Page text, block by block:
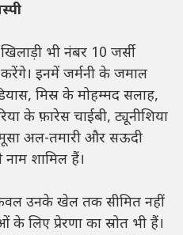
भी नंबर 10 जर्सी
इनमें जर्मनी के जमाल
मिस्र के मोहम्मद सलाह,
के फ़ारेस चाईबी, ट्यूनीशिया
अल-तमारी और सऊदी
शामिल हैं।
केवल उनके खेल तक सीमित नहीं
लिए प्रेरणा का स्रोत भी हैं।